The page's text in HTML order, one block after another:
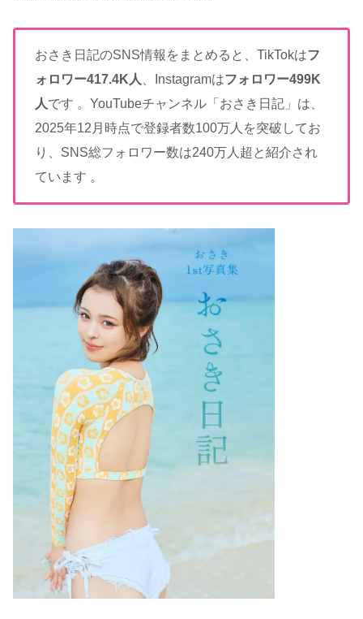
おさき日記のSNS情報をまとめると、TikTokはフ
ォロワー417.4K人、Instagramはフォロワー499K
人です 。YouTubeチャンネル「おさき日記」は、
2025年12月時点で登録者数100万人を突破してお
り、SNS総フォロワー数は240万人超と紹介され
ています 。